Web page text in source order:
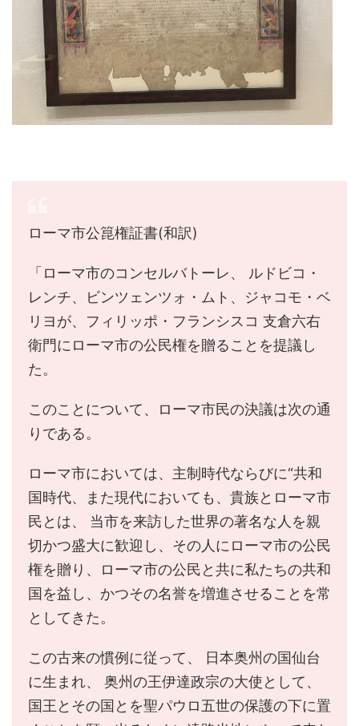
ローマ市公箟権証書(和訳)
「ローマ市のコンセルバトーレ、 ルドビコ・
レンチ、ビンツェンツォ・ムト、ジャコモ・ベ
リヨが、フィリッポ・フランシスコ 支倉六右
衛門にローマ市の公民権を贈ることを提議し
た。
このことについて、ローマ市民の決議は次の通
りである。
ローマ市においては、主制時代ならびに“共和
国時代、また現代においても、貴族とローマ市
民とは、 当市を来訪した世界の著名な人を親
切かつ盛大に歓迎し、その人にローマ市の公民
権を贈り、ローマ市の公民と共に私たちの共和
国を益し、かつその名誉を増進させることを常
としてきた。
この古来の慣例に従って、 日本奥州の国仙台
に生まれ、 奥州の王伊達政宗の大使として、
国王とその国とを聖パウロ五世の保護の下に置